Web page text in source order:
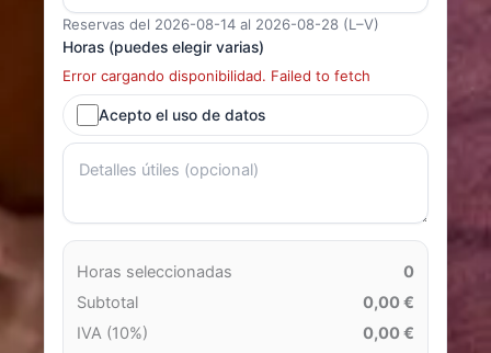
Reservas del 2026-08-14 al 2026-08-28 (L–V)
Horas (puedes elegir varias)
Error cargando disponibilidad. Failed to fetch
Acepto el uso de datos
Horas seleccionadas
0
Subtotal
0,00 €
IVA (10%)
0,00 €